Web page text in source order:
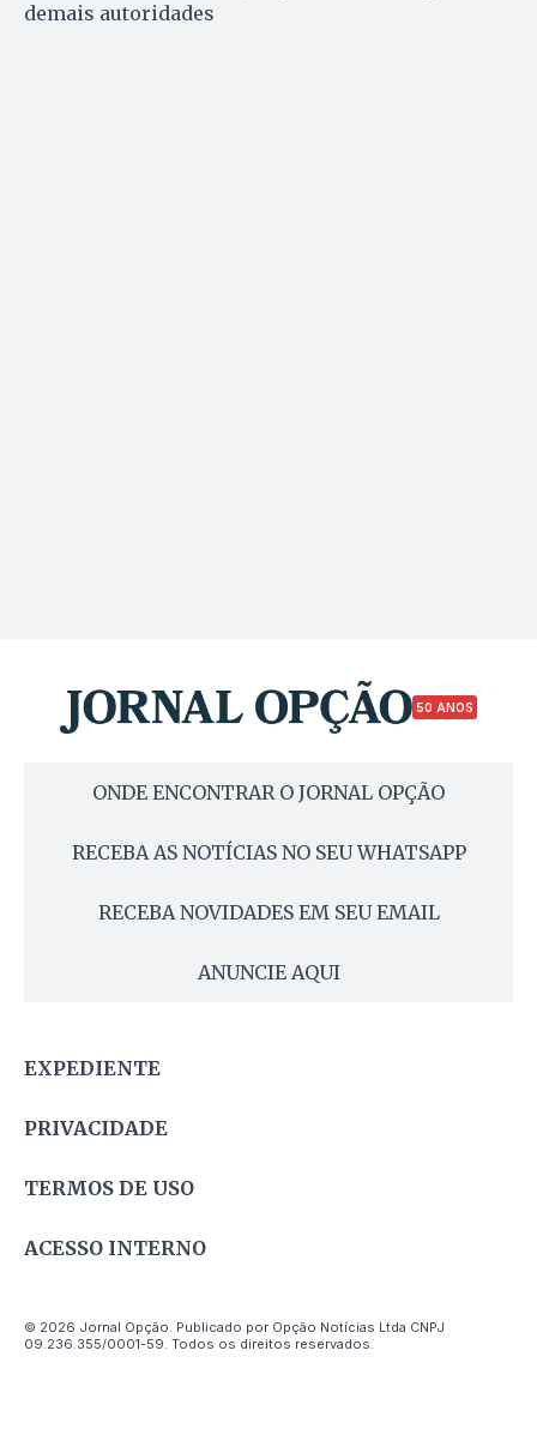
demais autoridades
50 ANOS
ONDE ENCONTRAR O JORNAL OPÇÃO
RECEBA AS NOTÍCIAS NO SEU WHATSAPP
RECEBA NOVIDADES EM SEU EMAIL
ANUNCIE AQUI
EXPEDIENTE
PRIVACIDADE
TERMOS DE USO
ACESSO INTERNO
© 2026 Jornal Opção. Publicado por Opção Notícias Ltda CNPJ
09.236.355/0001-59. Todos os direitos reservados.